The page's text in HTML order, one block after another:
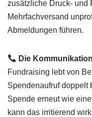
zusätzliche Druck- und
Mehrfachversand
Abmeldungen führen.
Die
Fundraising lebt von
Spendenaufruf doppelt
Spende erneut wie
kann das irritierend